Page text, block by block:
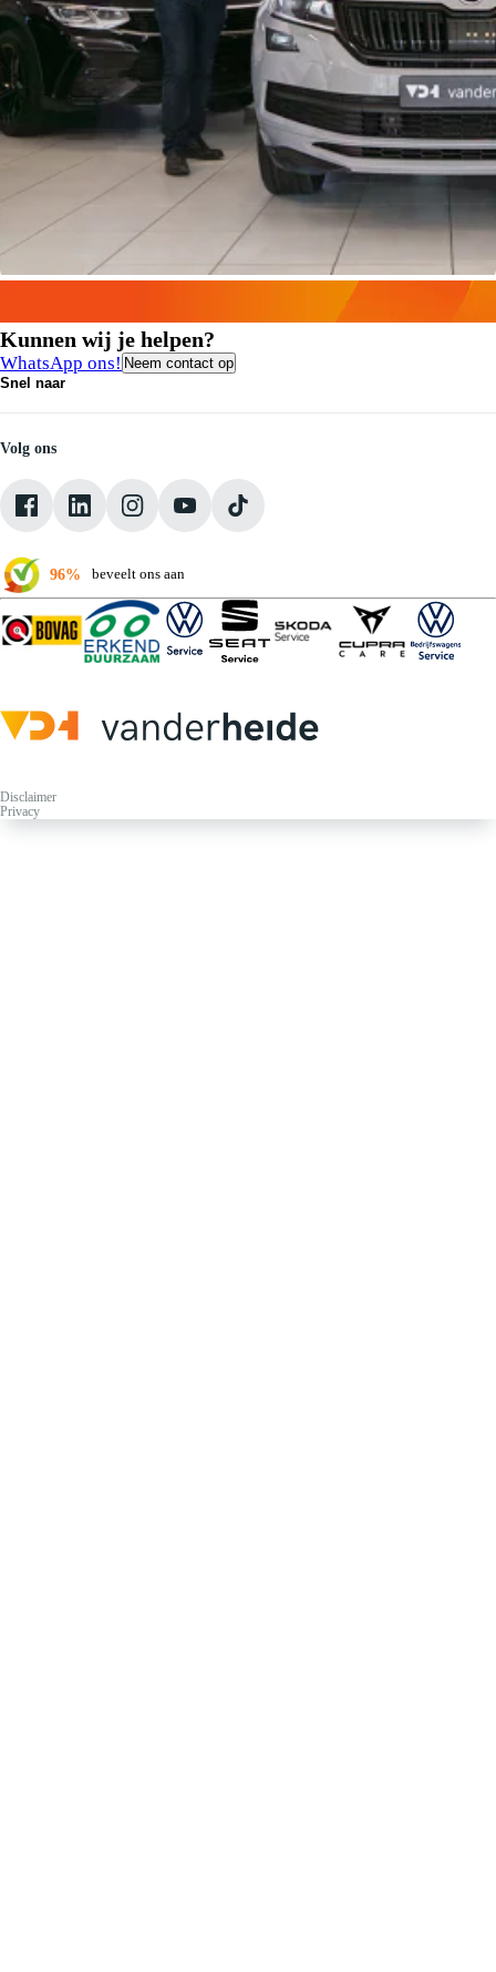
Kunnen wij je helpen?
WhatsApp ons! Neem contact op
Snel naar
Medewerkers
Onze servicebeloften
Pechhulp
Klantbeoordelingen
Verkoopvoorwaarden
Volg ons
96% beveelt ons aan
Disclaimer
Privacy